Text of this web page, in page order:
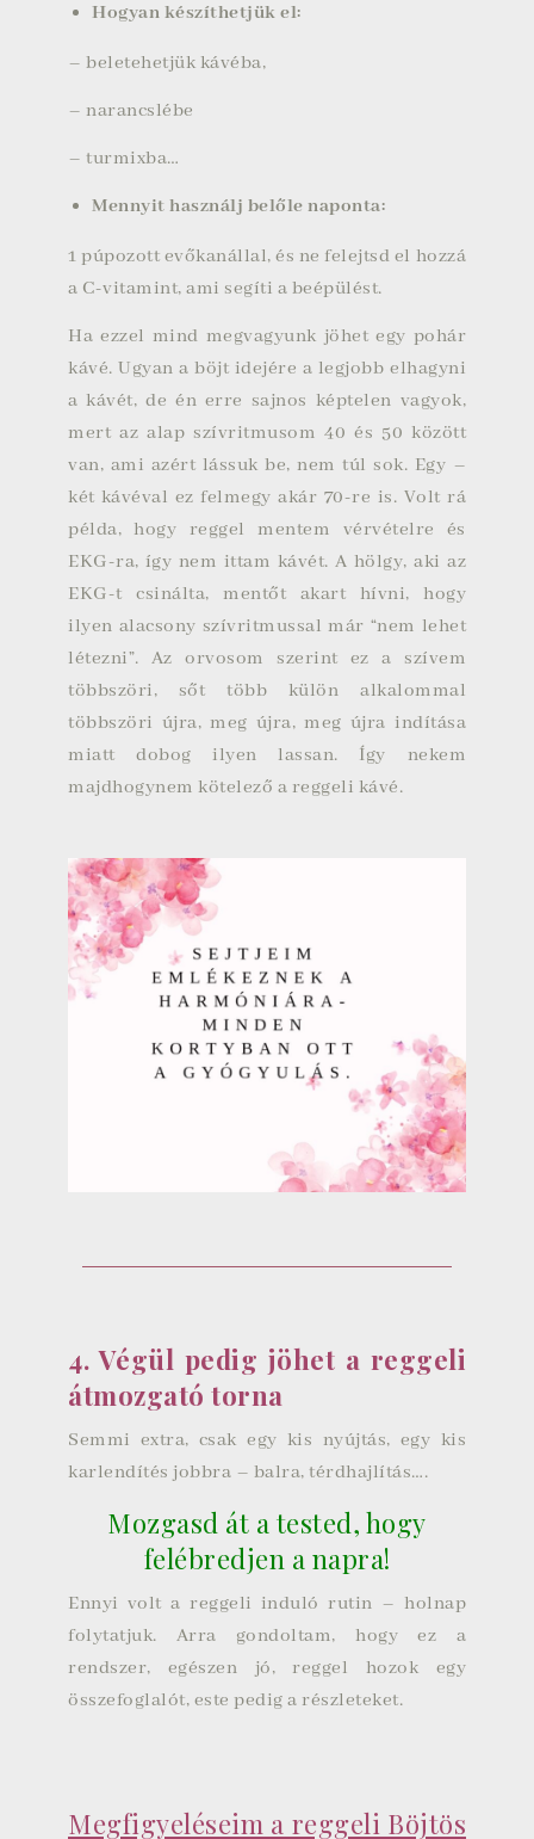
Hogyan készíthetjük el:
– beletehetjük kávéba,
– narancslébe
– turmixba…
Mennyit használj belőle naponta:
1 púpozott evőkanállal, és ne felejtsd el hozzá
a C-vitamint, ami segíti a beépülést.
Ha ezzel mind megvagyunk jöhet egy pohár
kávé. Ugyan a böjt idejére a legjobb elhagyni
a kávét, de én erre sajnos képtelen vagyok,
mert az alap szívritmusom 40 és 50 között
van, ami azért lássuk be, nem túl sok. Egy –
két kávéval ez felmegy akár 70-re is. Volt rá
példa, hogy reggel mentem vérvételre és
EKG-ra, így nem ittam kávét. A hölgy, aki az
EKG-t csinálta, mentőt akart hívni, hogy
ilyen alacsony szívritmussal már “nem lehet
létezni”. Az orvosom szerint ez a szívem
többszöri, sőt több külön alkalommal
többszöri újra, meg újra, meg újra indítása
miatt dobog ilyen lassan. Így nekem
majdhogynem kötelező a reggeli kávé.
4. Végül pedig jöhet a reggeli
átmozgató torna
Semmi extra, csak egy kis nyújtás, egy kis
karlendítés jobbra – balra, térdhajlítás….
Mozgasd át a tested, hogy
felébredjen a napra!
Ennyi volt a reggeli induló rutin – holnap
folytatjuk. Arra gondoltam, hogy ez a
rendszer, egészen jó, reggel hozok egy
összefoglalót, este pedig a részleteket.
Megfigyeléseim a reggeli Böjtös